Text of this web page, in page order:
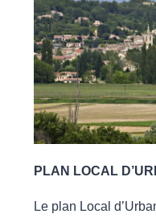
PLAN LOCAL
Le plan Local